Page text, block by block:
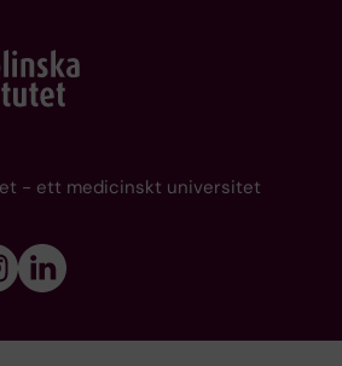
- ett medicinskt universitet